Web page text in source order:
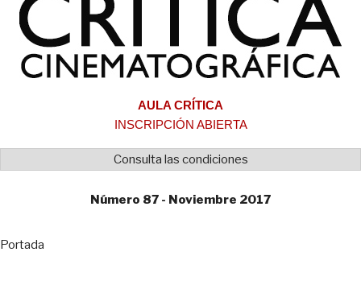
AULA CRÍTICA
INSCRIPCIÓN ABIERTA
Consulta las condiciones
Número 87 - Noviembre 2017
Portada